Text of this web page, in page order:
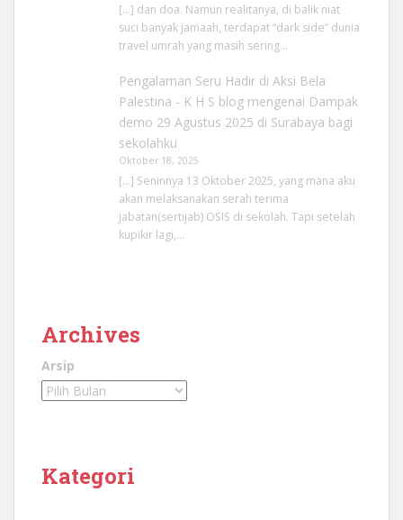
[…] dan doa. Namun realitanya, di balik niat
suci banyak jamaah, terdapat “dark side” dunia
travel umrah yang masih sering…
Pengalaman Seru Hadir di Aksi Bela
Palestina - K H S blogmengenai Dampak
demo 29 Agustus 2025 di Surabaya bagi
sekolahku
Oktober 18, 2025
[…] Seninnya 13 Oktober 2025, yang mana aku
akan melaksanakan serah terima
jabatan(sertijab) OSIS di sekolah. Tapi setelah
kupikir lagi,…
Archives
Arsip
Kategori